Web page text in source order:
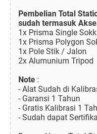
Pembelian Total
sudah termasuk
1x Prisma Single
1x Prisma Polygon
1x Pole Stik / Jalon
2x Alumunium Tripod
Note :
- Alat Sudah di
- Garansi 1 Tahun
- Gratis Kalibrasi 1
- Sudah dapat